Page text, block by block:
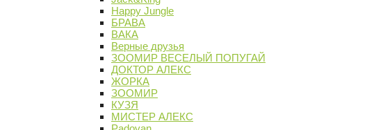
Happy Jungle
БРАВА
ВАКА
Верные друзья
ЗООМИР ВЕСЕЛЫЙ ПОПУГАЙ
ДОКТОР АЛЕКС
ЖОРКА
ЗООМИР
КУЗЯ
МИСТЕР АЛЕКС